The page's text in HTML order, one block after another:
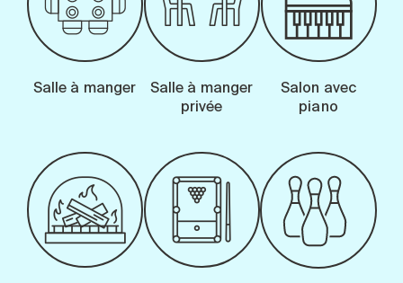
Salle à manger
Salle à manger
privée
Salon avec
piano